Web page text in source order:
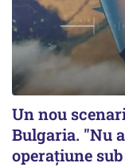
Un nou
Bulgaria. "Nu
operațiune